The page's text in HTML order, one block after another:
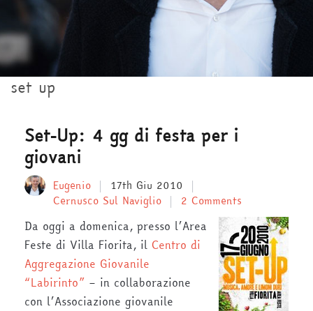
set up
Set-Up: 4 gg di festa per i
giovani
Eugenio
17th Giu 2010
Cernusco Sul Naviglio
2 Comments
Da oggi a domenica, presso l’Area
Feste di Villa Fiorita, il Centro di
Aggregazione Giovanile
“Labirinto” – in collaborazione
con l’Associazione giovanile